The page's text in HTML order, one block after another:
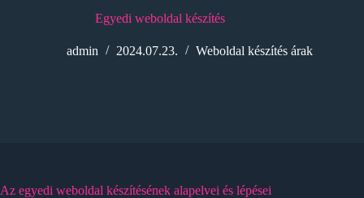
Egyedi weboldal készítés
admin 2024.07.23. Weboldal készítés árak
Az egyedi weboldal készítésének alapelvei és lépései